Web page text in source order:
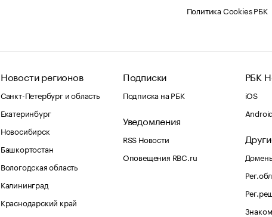
Политика Cookies РБК
Новости регионов
Санкт-Петербург и область
Екатеринбург
Новосибирск
Башкортостан
Вологодская область
Калининград
Краснодарский край
Подписки
Подписка на РБК
Уведомления
RSS Новости
Оповещения RBC.ru
РБК
iOS